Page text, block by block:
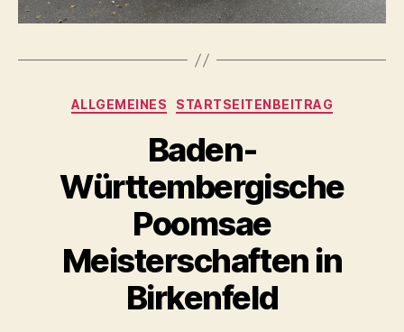
Kategorien
ALLGEMEINES STARTSEITENBEITRAG
Baden-
Württembergische
Poomsae
Meisterschaften in
Birkenfeld